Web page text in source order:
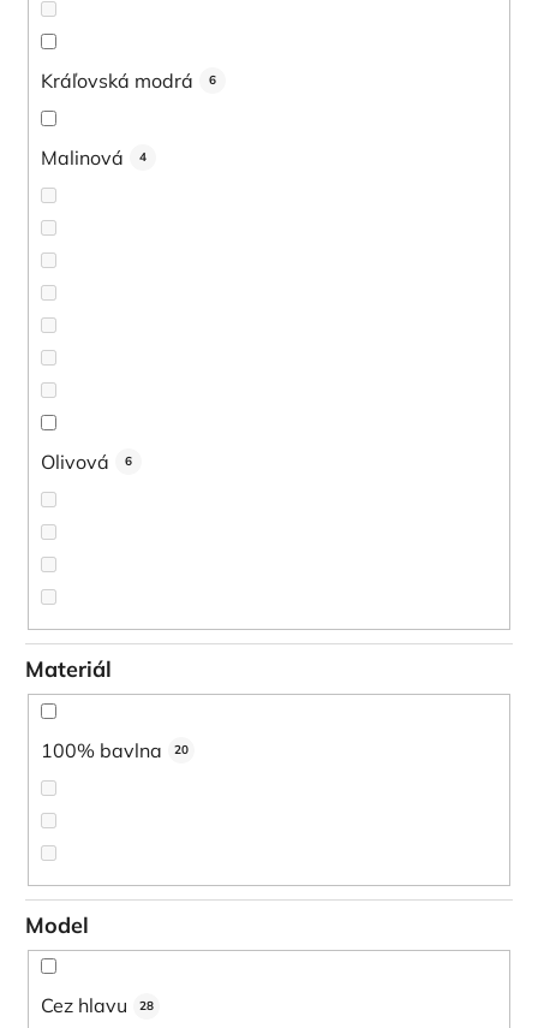
Kráľovská modrá 6
Malinová 4
Olivová 6
Materiál
100% bavlna 20
Model
Cez hlavu 28